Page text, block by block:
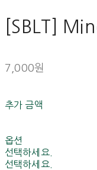
[SBLT]
7,000원
추가 금액
옵션
선택하세요.
선택하세요.